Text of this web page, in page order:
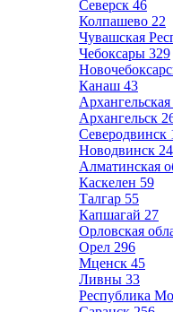
Северск 46
Колпашево 22
Чувашская
Чебоксары 329
Канаш 43
Архангельская
Архангельск
Северодвинск
Новодвинск 24
Алматинская
Каскелен 59
Талгар 55
Капшагай 27
Орловская
Орел 296
Мценск 45
Ливны 33
Республика